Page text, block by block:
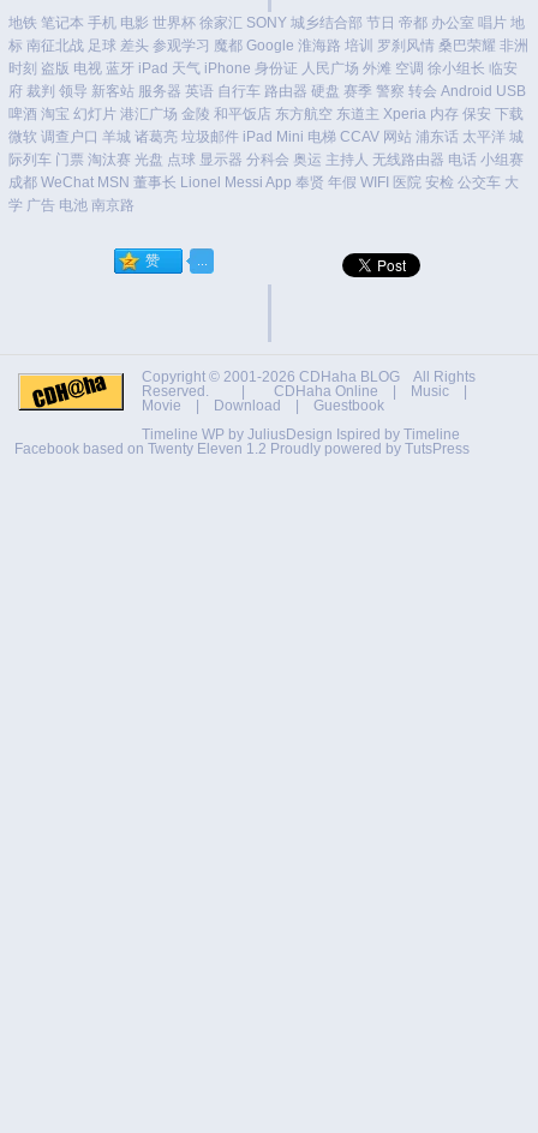
地铁 笔记本 手机 电影 世界杯 徐家汇 SONY 城乡结合部 节日 帝都 办公室 唱片 地
标 南征北战 足球 差头 参观学习 魔都 Google 淮海路 培训 罗刹风情 桑巴荣耀 非洲
时刻 盗版 电视 蓝牙 iPad 天气 iPhone 身份证 人民广场 外滩 空调 徐小组长 临安
府 裁判 领导 新客站 服务器 英语 自行车 路由器 硬盘 赛季 警察 转会 Android USB
啤酒 淘宝 幻灯片 港汇广场 金陵 和平饭店 东方航空 东道主 Xperia 内存 保安 下载
微软 调查户口 羊城 诸葛亮 垃圾邮件 iPad Mini 电梯 CCAV 网站 浦东话 太平洋 城
际列车 门票 淘汰赛 光盘 点球 显示器 分科会 奥运 主持人 无线路由器 电话 小组赛
成都 WeChat MSN 董事长 Lionel Messi App 奉贤 年假 WIFI 医院 安检 公交车 大
学 广告 电池 南京路
Copyright © 2001-2026 CDHaha BLOG All Rights
Reserved. | CDHaha Online | Music |
Movie | Download | Guestbook
Timeline WP by JuliusDesign Ispired by Timeline
Facebook based on Twenty Eleven 1.2 Proudly powered by TutsPress